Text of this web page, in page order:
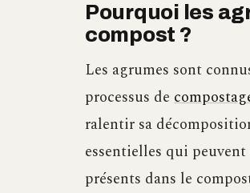
Pourquoi les
compost ?
Les agrumes sont
processus de
ralentir sa
essentielles qui
présents dans le